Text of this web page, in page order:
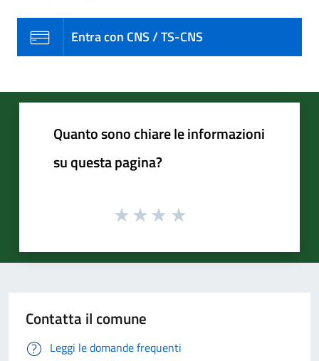
Entra con CNS / TS-CNS
Quanto sono chiare le informazioni
su questa pagina?
Contatta il comune
Leggi le domande frequenti